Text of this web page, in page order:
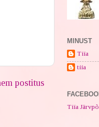
postitus
MINUST
Tiia
tiia
Tiia